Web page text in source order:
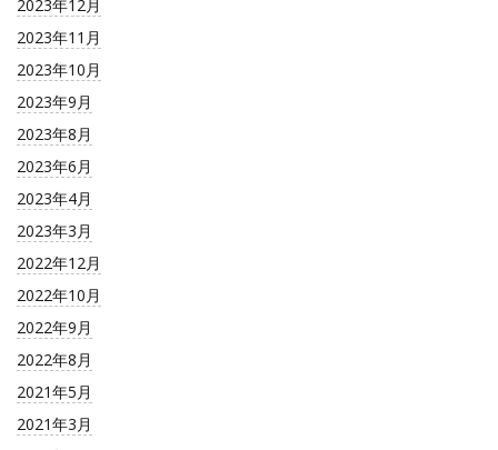
2023年12月
2023年11月
2023年10月
2023年9月
2023年8月
2023年6月
2023年4月
2023年3月
2022年12月
2022年10月
2022年9月
2022年8月
2021年5月
2021年3月